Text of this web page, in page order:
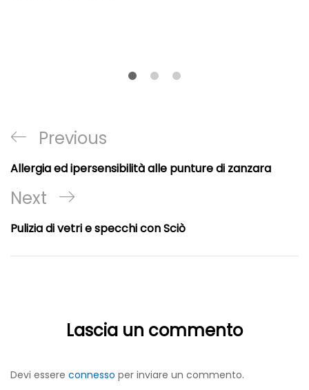
Navigazione
articoli
Previous
Post
Previous
Allergia ed ipersensibilità alle punture di zanzara
Next
Post
Next
Pulizia di vetri e specchi con Sciò
Lascia un commento
Devi essere connesso per inviare un commento.